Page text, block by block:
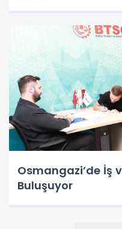
Osmangazi’de İş
Buluşuyor